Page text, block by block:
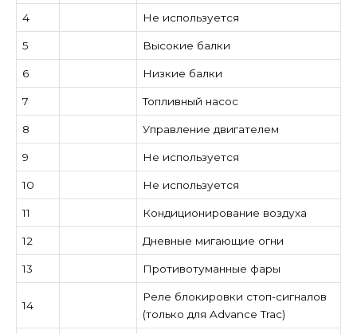
4 Не используется
5 Высокие балки
6 Низкие балки
7 Топливный насос
8 Управление двигателем
9 Не используется
10 Не используется
11 Кондиционирование воздуха
12 Дневные мигающие огни
13 Противотуманные фары
14
Реле блокировки стоп-сигналов
(только для Advance Trac)